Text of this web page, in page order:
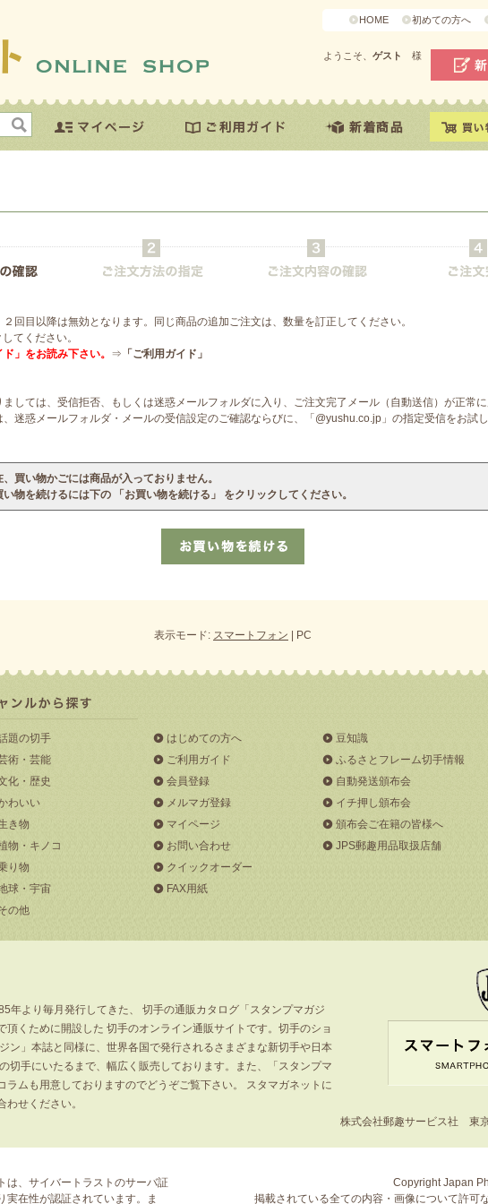
HOME 初めての方へ
ようこそ、 ゲスト 様
回目以降は無効となります。同じ商品の追加ご注文は、数量を訂正してください。
てください。
」をお読み下さい。 ⇒ 「ご利用ガイド」
しては、受信拒否、もしくは迷惑メールフォルダに入り、ご注文完了メール（自動送信）が正常に
迷惑メールフォルダ・メールの受信設定のご確認ならびに、「@yushu.co.jp」の指定受信をお試
、買い物かごには商品が入っておりません。
い物を続けるには下の 「お買い物を続ける」 をクリックしてください。
表示モード: スマートフォン | PC
題の切手
術・芸能
化・歴史
わいい
き物
物・キノコ
り物
球・宇宙
の他
はじめての方へ
ご利用ガイド
会員登録
メルマガ登録
マイページ
お問い合わせ
クイックオーダー
FAX用紙
豆知識
ふるさとフレーム切手情報
自動発送頒布会
イチ押し頒布会
頒布会ご在籍の皆様へ
JPS郵趣用品取扱店舗
年より毎月発行してきた、 切手の通販カタログ「スタンプマガジ
くために開設した 切手のオンライン通販サイトです。切手のショ
ン」本誌と同様に、世界各国で発行されるさまざまな新切手や日本
切手にいたるまで、幅広く販売しております。また、「スタンプマ
ラムも用意しておりますのでどうぞご覧下さい。 スタマガネットに
せください。
株式会社郵趣サービス社 東
は、サイバートラストのサーバ証
実在性が認証されています。ま
Copyright Japan
掲載されている全ての内容・画像について許可